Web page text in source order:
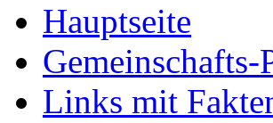
Hauptseite
Gemeinschafts-
Links mit